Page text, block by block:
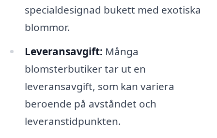
specialdesignad bukett med exotiska
blommor.
Leveransavgift: Många
blomsterbutiker tar ut en
leveransavgift, som kan variera
beroende på avståndet och
leveranstidpunkten.